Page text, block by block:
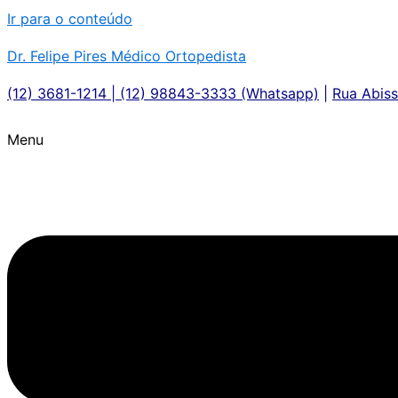
Ir para o conteúdo
Dr. Felipe Pires Médico Ortopedista
(12) 3681-1214 | (12) 98843-3333 (Whatsapp) Rua
Menu